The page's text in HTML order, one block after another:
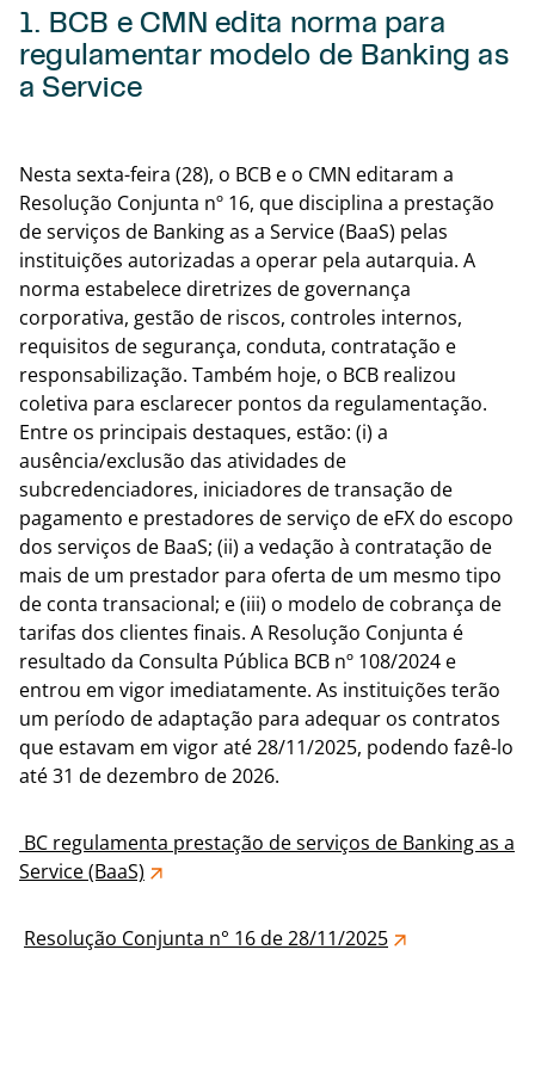
1. BCB e CMN edita norma para
regulamentar modelo de Banking as
a Service
Nesta sexta-feira (28), o BCB e o CMN editaram a
Resolução Conjunta nº 16, que disciplina a prestação
de serviços de Banking as a Service (BaaS) pelas
instituições autorizadas a operar pela autarquia. A
norma estabelece diretrizes de governança
corporativa, gestão de riscos, controles internos,
requisitos de segurança, conduta, contratação e
responsabilização. Também hoje, o BCB realizou
coletiva para esclarecer pontos da regulamentação.
Entre os principais destaques, estão: (i) a
ausência/exclusão das atividades de
subcredenciadores, iniciadores de transação de
pagamento e prestadores de serviço de eFX do escopo
dos serviços de BaaS; (ii) a vedação à contratação de
mais de um prestador para oferta de um mesmo tipo
de conta transacional; e (iii) o modelo de cobrança de
tarifas dos clientes finais. A Resolução Conjunta é
resultado da Consulta Pública BCB nº 108/2024 e
entrou em vigor imediatamente. As instituições terão
um período de adaptação para adequar os contratos
que estavam em vigor até 28/11/2025, podendo fazê-lo
até 31 de dezembro de 2026.
BC regulamenta prestação de serviços de Banking as a
Service (BaaS)
Resolução Conjunta n° 16 de 28/11/2025